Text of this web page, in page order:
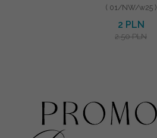
( 01/NW/w25 )
2 PLN
2.50 PLN